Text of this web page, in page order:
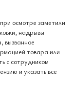
осмотре заметили
надрывы
вызванное
товара или
с сотрудником
и указать все